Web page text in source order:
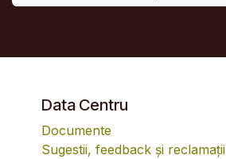
Data Centru
Documente
Sugestii, feedback și reclamații